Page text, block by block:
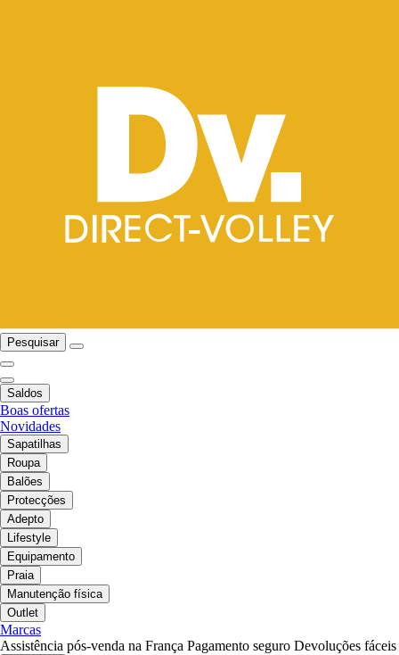
Pesquisar
Saldos
Boas ofertas
Novidades
Sapatilhas
Roupa
Balões
Protecções
Adepto
Lifestyle
Equipamento
Praia
Manutenção física
Outlet
Marcas
Assistência pós-venda na França Pagamento seguro Devoluções fáceis